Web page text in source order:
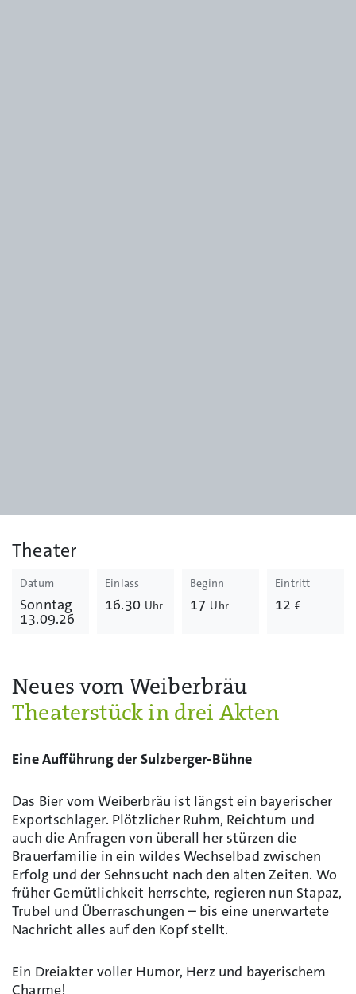
Theater
Datum
Sonntag
13.09.26
Einlass
16.30 Uhr
Beginn
17 Uhr
Eintritt
12 €
Neues vom Weiberbräu
Theaterstück in drei Akten
Eine Aufführung der Sulzberger-Bühne
Das Bier vom Weiberbräu ist längst ein bayerischer
Exportschlager. Plötzlicher Ruhm, Reichtum und
auch die Anfragen von überall her stürzen die
Brauerfamilie in ein wildes Wechselbad zwischen
Erfolg und der Sehnsucht nach den alten Zeiten. Wo
früher Gemütlichkeit herrschte, regieren nun Stapaz,
Trubel und Überraschungen – bis eine unerwartete
Nachricht alles auf den Kopf stellt.
Ein Dreiakter voller Humor, Herz und bayerischem